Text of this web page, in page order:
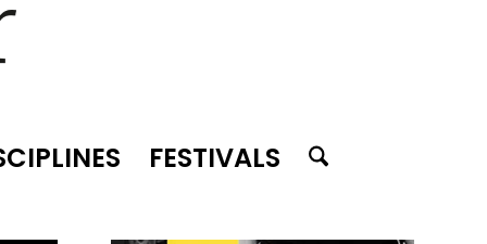
FESTIVALS